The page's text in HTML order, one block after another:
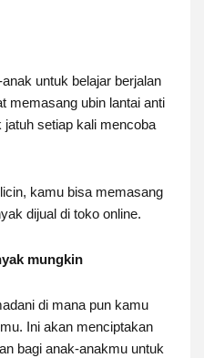
untuk belajar berjalan
memasang ubin lantai anti
setiap kali mencoba
kamu bisa memasang
dijual di toko online.
mungkin
di mana pun kamu
Ini akan menciptakan
bagi anak-anakmu untuk